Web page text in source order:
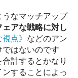
なマッチアップ
ェアな戦略に対し
点》 などのアン
はないのです
計するとかなり
することによっ